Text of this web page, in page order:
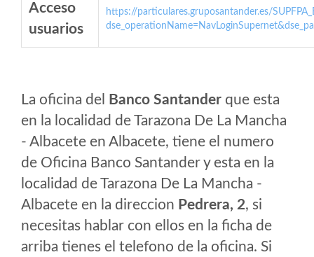
Acceso
usuarios
https://particulares.gruposantander.es/
La oficina del Banco Santander que esta
en la localidad de Tarazona De La Mancha
- Albacete en Albacete, tiene el numero
de Oficina Banco Santander y esta en la
localidad de Tarazona De La Mancha -
Albacete en la direccion Pedrera, 2, si
necesitas hablar con ellos en la ficha de
arriba tienes el telefono de la oficina. Si